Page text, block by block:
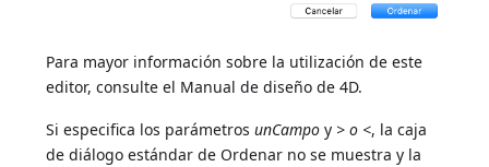
Para mayor información sobre la utilización de este
editor, consulte el Manual de diseño de 4D.
Si especifica los parámetrosunCampo y > o <, la caja
de diálogo estándar de Ordenar no se muestra y la